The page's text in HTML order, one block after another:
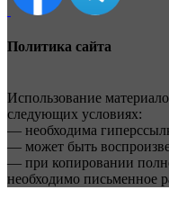
Политика сайта
Использование
следующих условиях:
— необходима
— может быть
— при копировании
необходимо письменное